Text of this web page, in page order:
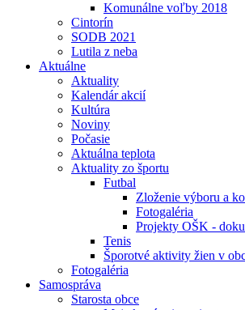
Komunálne voľby 2018
Cintorín
SODB 2021
Lutila z neba
Aktuálne
Aktuality
Kalendár akcií
Kultúra
Noviny
Počasie
Aktuálna teplota
Aktuality zo športu
Futbal
Zloženie výboru a
Fotogaléria
Projekty OŠK -
Tenis
Šporotvé aktivity žien v
Fotogaléria
Samospráva
Starosta obce